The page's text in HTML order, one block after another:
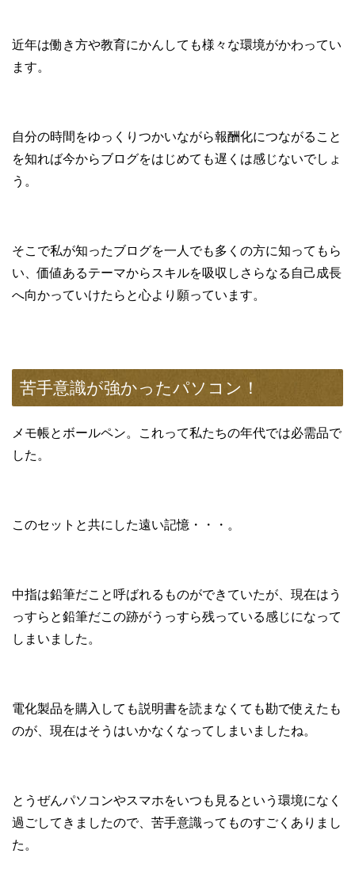
近年は働き方や教育にかんしても様々な環境がかわってい
ます。
自分の時間をゆっくりつかいながら報酬化につながること
を知れば今からブログをはじめても遅くは感じないでしょ
う。
そこで私が知ったブログを一人でも多くの方に知ってもら
い、価値あるテーマからスキルを吸収しさらなる自己成長
へ向かっていけたらと心より願っています。
苦手意識が強かったパソコン！
メモ帳とボールペン。これって私たちの年代では必需品で
した。
このセットと共にした遠い記憶・・・。
中指は鉛筆だこと呼ばれるものができていたが、現在はう
っすらと鉛筆だこの跡がうっすら残っている感じになって
しまいました。
電化製品を購入しても説明書を読まなくても勘で使えたも
のが、現在はそうはいかなくなってしまいましたね。
とうぜんパソコンやスマホをいつも見るという環境になく
過ごしてきましたので、苦手意識ってものすごくありまし
た。